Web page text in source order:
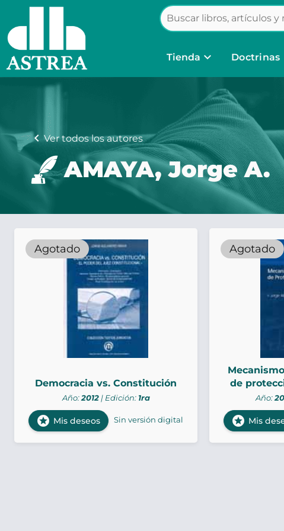
Tienda keyboard_arrow_down Doctrinas
chevron_leftVer todos los autores
AMAYA, Jorge A.
Agotado
Democracia vs. Constitución
Año:2012| Edición: 1ra
stars Mis deseos Sin versión digital
Agotado
de
Año:
stars Mis